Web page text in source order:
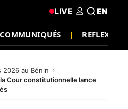
COMMUNIQUÉS REFLEXION
LIVE EN
2026 au Bénin
Cour constitutionnelle lance